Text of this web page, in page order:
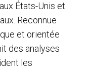
États-Unis et
Reconnue
et orientée
des analyses
les